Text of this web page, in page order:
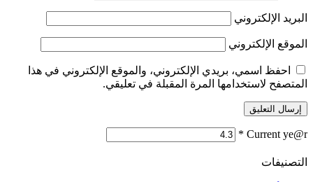
البريد الإلكتروني
الموقع الإلكتروني
احفظ اسمي، بريدي الإلكتروني، والموقع الإلكتروني في هذا
المتصفح لاستخدامها المرة المقبلة في تعليقي.
Current ye@r
*
التصنيفات